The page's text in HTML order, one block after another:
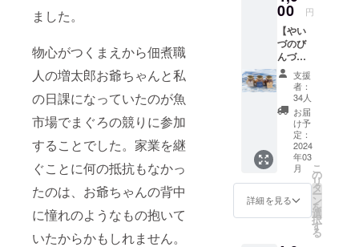
ました。
物心がつくまえから佃煮職
人の増太郎お爺ちゃんと私
の日課になっていたのが魚
市場でまぐろの競りに参加
することでした。家業を継
ぐことに何の抵抗もなかっ
たのは、お爺ちゃんの背中
に憧れのようなもの抱いて
いたからかもしれません。
届け商
品のラ
ベルに
表記さ
れま
す。 商
品開封
前には
必ずお
届けの
リター
ンに貼
付され
たラベ
ルや注
意書き
味付け
は従来
の砂糖
やしょ
うゆを
ベース
に、焼
津で製
造され
た味噌
やかつ
お節、
静岡の
あらし
おを素
材ごと
00 円
【やい
づのび
んづめ3
種詰合
せ】
（消費
税・送
料込
み） 港
町やい
づを代
表する
さば、
まぐ
ろ、か
つおを
支援
者：
34人
お届
け予
定：
2024
年03
月
詳細を見る
こ
の
リ
タ
ー
ン
を
選
択
す
る